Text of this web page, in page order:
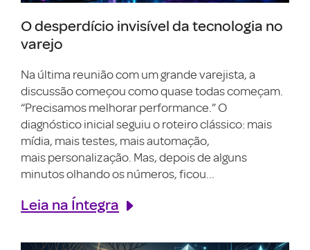
O desperdício invisível da tecnologia no
varejo
Na última reunião com um grande varejista, a
discussão começou como quase todas começam.
“Precisamos melhorar performance.” O
diagnóstico inicial seguiu o roteiro clássico: mais
mídia, mais testes, mais automação,
mais personalização. Mas, depois de alguns
minutos olhando os números, ficou...
Leia na Íntegra